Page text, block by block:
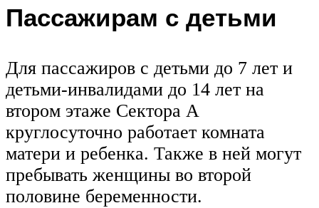
Пассажирам с детьми
Для пассажиров с детьми до 7 лет и
детьми-инвалидами до 14 лет на
втором этаже Сектора А
круглосуточно работает комната
матери и ребенка. Также в ней могут
пребывать женщины во второй
половине беременности.